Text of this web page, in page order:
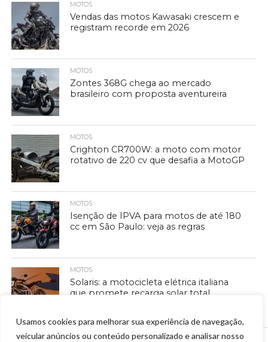
Usamos cookies para melhorar sua experiência de navegação,
veicular anúncios ou conteúdo personalizado e analisar nosso
MOTOS
Vendas das motos Kawasaki crescem e
registram recorde em 2026
MOTOS
Zontes 368G chega ao mercado
brasileiro com proposta aventureira
MOTOS
Crighton CR700W: a moto com motor
rotativo de 220 cv que desafia a MotoGP
MOTOS
Isenção de IPVA para motos de até 180
cc em São Paulo: veja as regras
MOTOS
Solaris: a motocicleta elétrica italiana
que promete recarga solar total